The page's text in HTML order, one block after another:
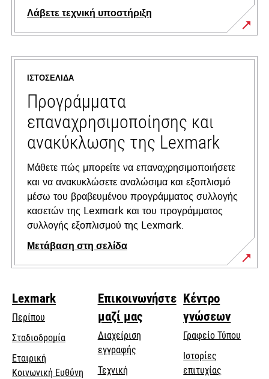
Λάβετε τεχνική υποστήριξη
opens
in
new
tab
ΙΣΤΟΣΕΛΊΔΑ
Προγράμματα
επαναχρησιμοποίησης και
ανακύκλωσης της Lexmark
Μάθετε πώς μπορείτε να επαναχρησιμοποιήσετε
και να ανακυκλώσετε αναλώσιμα και εξοπλισμό
μέσω του βραβευμένου προγράμματος συλλογής
κασετών της Lexmark και του προγράμματος
συλλογής εξοπλισμού της Lexmark.
Μετάβαση στη σελίδα
Lexmark
Περίπου
Σταδιοδρομία
Εταιρική
Κοινωνική Ευθύνη opens
Επικοινωνήστε
μαζί μας
Διαχείριση
εγγραφής
Τεχνική
Κέντρο
γνώσεων
Γραφείο Τύπου
Ιστορίες
επιτυχίας